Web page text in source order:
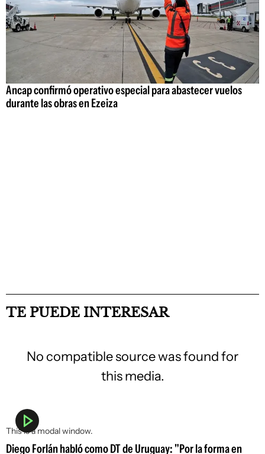
Ancap confirmó operativo especial para abastecer vuelos
durante las obras en Ezeiza
TE PUEDE INTERESAR
This is a modal window.
No compatible source was found for
this media.
Diego Forlán habló como DT de Uruguay: "Por la forma en